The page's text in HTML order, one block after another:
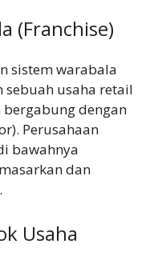
(Franchise)
sistem warabala
sebuah usaha retail
dengan
Perusahaan
bawahnya
dan
Usaha